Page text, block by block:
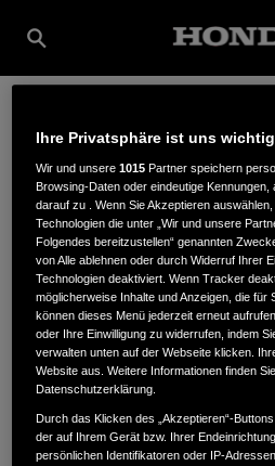
ENDRESS
RINGSTRASSE 5,76571,Gaggenau
ANFAHRTSBESCHREIBUNG
Ihre Privatsphäre ist uns wichtig
Wir und unsere1015 Partner speichern
Browsing-Daten oder eindeutige
darauf zu . Wenn Sie Akzeptieren
Technologien die unter „Wir und unsere
Folgendes bereitzustellen“ genannten
von Alle ablehnen oder durch Widerruf Ihrer
Technologien deaktiviert. Wenn Tracker
möglicherweise Inhalte und Anzeigen, die für
können dieses Menü jederzeit erneut
oder Ihre Einwilligung zu widerrufen, indem
verwalten unten auf der Webseite klicken.
Website aus. Weitere Informationen finden
Datenschutzerklärung.
Durch das Klicken des „Akzeptieren“-
der auf Ihrem Gerät bzw. Ihrer
persönlichen Identifikatoren oder IP-